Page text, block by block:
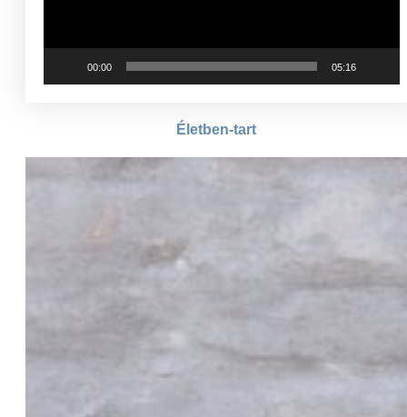
00:00 05:16
Életben-tart